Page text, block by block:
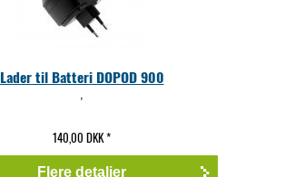
Lader til Batteri DOPOD 900
,
140,00 DKK*
Flere detaljer